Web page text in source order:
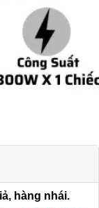
hàng nhái.